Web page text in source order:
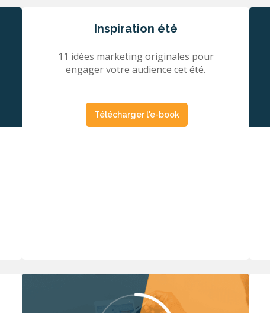
Inspiration été
11 idées marketing originales pour
engager votre audience cet été.
Télécharger l'e-book